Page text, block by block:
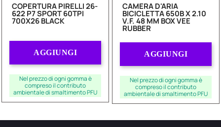
COPERTURA PIRELLI 26-
622 P7 SPORT 60TPI
700X26 BLACK
AGGIUNGI
Nel prezzo di ogni gomma è
compreso il contributo
ambientale di smaltimento PFU
CAMERA D'ARIA
BICICLETTA 650B X 2.10
V.F. 48 MM BOX VEE
RUBBER
AGGIUNGI
Nel prezzo di ogni gomma è
compreso il contributo
ambientale di smaltimento PFU